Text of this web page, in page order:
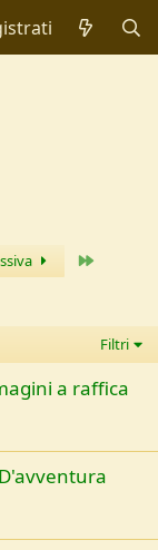
Filtri
a raffica